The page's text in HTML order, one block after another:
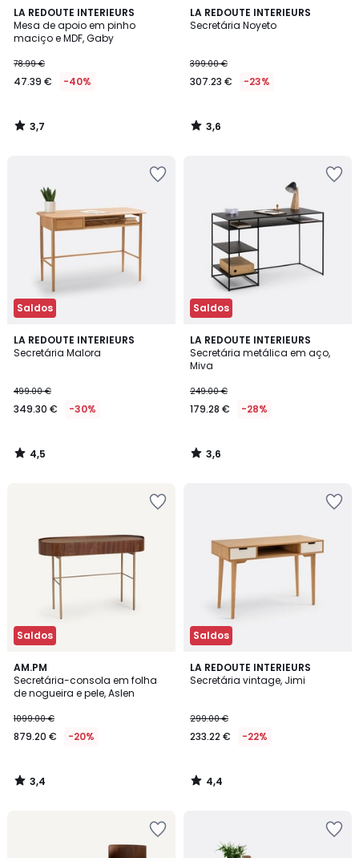
LA REDOUTE INTERIEURS
Mesa de apoio em pinho
maciço e MDF, Gaby
78.99 €
47.39 € -40%
3,7
/ 5
3,7
/
LA REDOUTE INTERIEURS
Secretária Noyeto
399.00 €
307.23 € -23%
3,6
/ 5
3,6
/
Saldos
LA REDOUTE INTERIEURS
Secretária Malora
499.00 €
349.30 € -30%
4,5
/ 5
4,5
/
Saldos
LA REDOUTE INTERIEURS
Secretária metálica em aço,
Miva
249.00 €
179.28 € -28%
3,6
/ 5
3,6
/
Saldos
AM.PM
Secretária-consola em folha
de nogueira e pele, Aslen
1099.00 €
879.20 € -20%
3,4
/ 5
3,4
/
Saldos
LA REDOUTE INTERIEURS
Secretária vintage, Jimi
299.00 €
233.22 € -22%
4,4
/ 5
4,4
/